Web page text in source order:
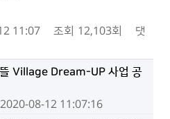
11:07 조회 12,103회
댓
Village Dream-UP 사업 공
08-12 11:07:16